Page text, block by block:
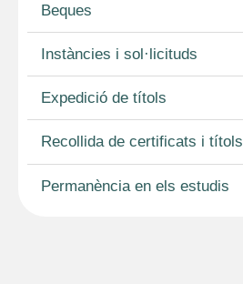
Beques
Instàncies i sol·licituds
Expedició de títols
Recollida de certificats i títols
Permanència en els estudis